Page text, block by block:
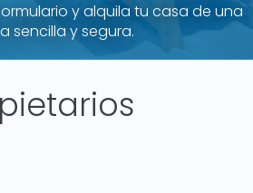
y alquila tu casa de una
sencilla y segura.